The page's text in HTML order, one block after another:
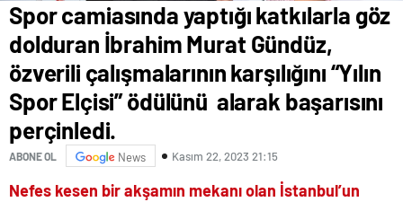
Spor camiasında yaptığı katkılarla göz
dolduran İbrahim Murat Gündüz,
özverili çalışmalarının karşılığını “Yılın
Spor Elçisi” ödülünü alarak başarısını
perçinledi.
ABONE OL News Kasım 22, 2023 21:15
Nefes kesen bir akşamın mekanı olan İstanbul’un